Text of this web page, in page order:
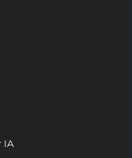
IA